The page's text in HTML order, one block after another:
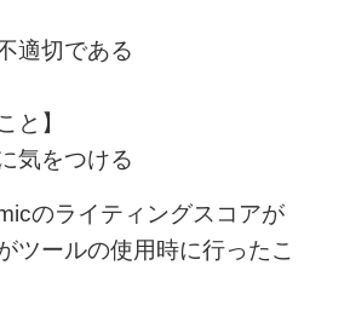
適切である
と】
気をつける
のライティングスコアが
ツールの使用時に行ったこ